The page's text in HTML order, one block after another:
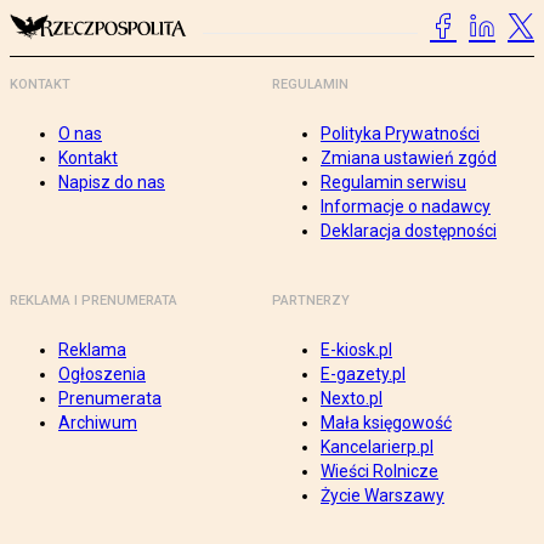
KONTAKT
O nas
Kontakt
Napisz do nas
REGULAMIN
Polityka Prywatności
Zmiana ustawień zgód
Regulamin serwisu
Informacje o nadawcy
Deklaracja dostępności
REKLAMA I PRENUMERATA
Reklama
Ogłoszenia
Prenumerata
Archiwum
PARTNERZY
E-kiosk.pl
E-gazety.pl
Nexto.pl
Mała księgowość
Kancelarierp.pl
Wieści Rolnicze
Życie Warszawy